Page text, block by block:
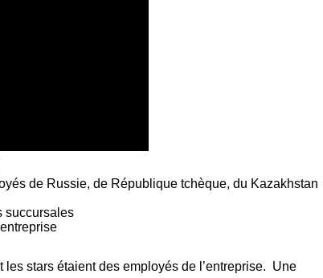
de Russie, de République tchèque, du Kazakhstan
succursales
stars étaient des employés de l’entreprise. Une